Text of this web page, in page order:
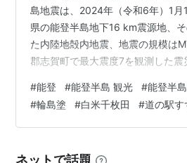
島地震は、2024年（令和6年）1月
県の能登半島地下16 km震源地、
た内陸地殻内地震、地震の規模は
郡志賀町で最大震度7を観測した震
行も多く、まだまだ道路や斜面の
し、街や建物、観光のコースでは
った。それでも、『がんばろう！
#能登 #能登半島 観光 #能登半
#輪島塗 #白米千枚田 #道の駅す
ネットで話題